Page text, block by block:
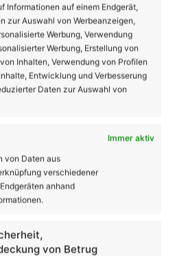
Informationen auf einem Endgerät,
zur Auswahl von Werbeanzeigen,
Werbung, Verwendung
Werbung, Erstellung von
Inhalten, Verwendung von Profilen
Entwicklung und Verbesserung
Daten zur Auswahl von
Immer aktiv
von Daten aus
verschiedener
anhand
von Betrug
Rock im Alten Dorfkrug
am 01. Oktober